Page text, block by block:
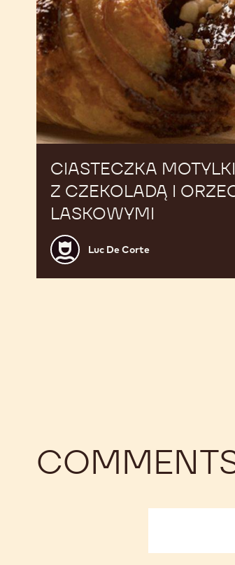
CIASTECZKA MOTYLKI
Z CZEKOLADĄ I
LASKOWYMI
Luc
De
Corte
Luc De Corte